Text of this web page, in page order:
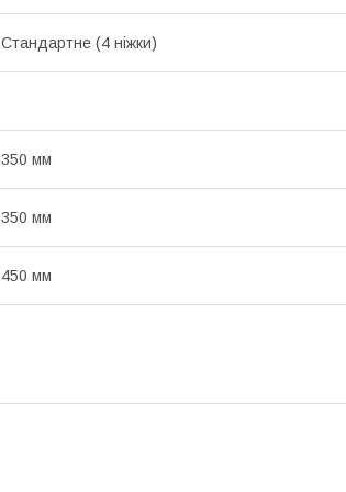
Стандартне (4 ніжки)
350 мм
350 мм
450 мм